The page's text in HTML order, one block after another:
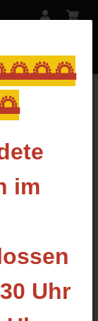
im
Uhr